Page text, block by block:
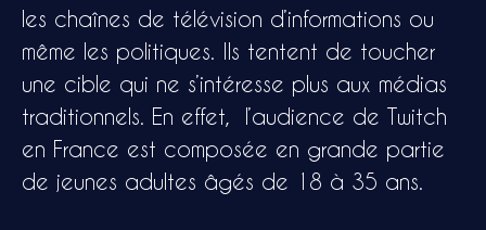
les chaînes de télévision d’informations ou
même les politiques. Ils tentent de toucher
une cible qui ne s’intéresse plus aux médias
traditionnels. En effet, l’audience de Twitch
en France est composée en grande partie
de jeunes adultes âgés de 18 à 35 ans.